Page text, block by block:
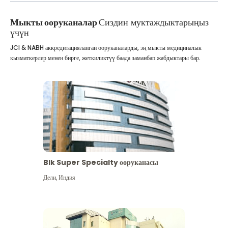
Мыкты ооруканаларСиздин муктаждыктарыңыз
үчүн
JCI & NABH аккредитацияланган ооруканаларды, эң мыкты медициналык
кызматкерлер менен бирге, жеткиликтүү баада заманбап жабдыктары бар.
Blk Super Specialty ооруканасы
Дели,Индия